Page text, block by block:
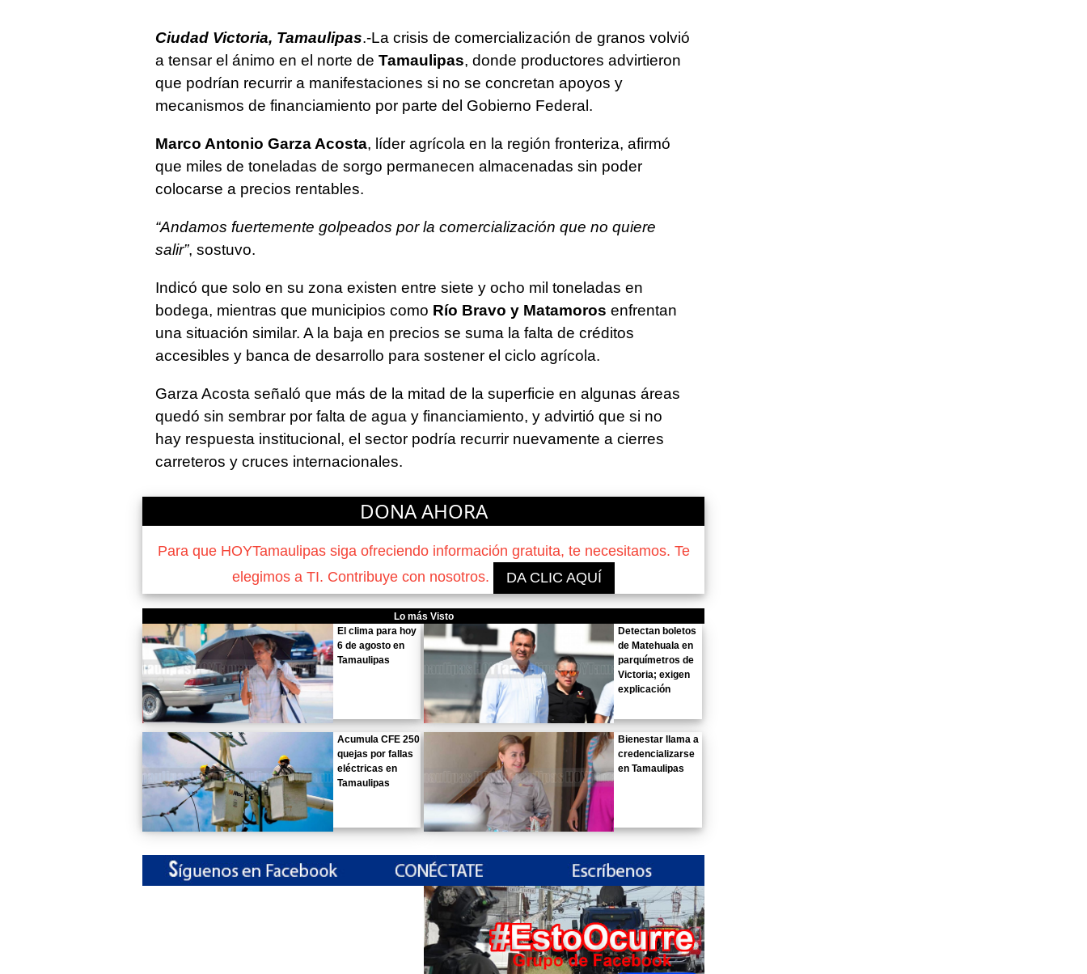
Ciudad Victoria, Tamaulipas.-La crisis de comercialización de granos volvió
a tensar el ánimo en el norte de Tamaulipas, donde productores advirtieron
que podrían recurrir a manifestaciones si no se concretan apoyos y
mecanismos de financiamiento por parte del Gobierno Federal.
Marco Antonio Garza Acosta, líder agrícola en la región fronteriza, afirmó
que miles de toneladas de sorgo permanecen almacenadas sin poder
colocarse a precios rentables.
“Andamos fuertemente golpeados por la comercialización que no quiere
salir”, sostuvo.
Indicó que solo en su zona existen entre siete y ocho mil toneladas en
bodega, mientras que municipios como Río Bravo y Matamoros enfrentan
una situación similar. A la baja en precios se suma la falta de créditos
accesibles y banca de desarrollo para sostener el ciclo agrícola.
Garza Acosta señaló que más de la mitad de la superficie en algunas áreas
quedó sin sembrar por falta de agua y financiamiento, y advirtió que si no
hay respuesta institucional, el sector podría recurrir nuevamente a cierres
carreteros y cruces internacionales.
DONA AHORA
Para que HOYTamaulipas siga ofreciendo información gratuita, te necesitamos. Te
elegimos a TI. Contribuye con nosotros.
DA CLIC AQUÍ
Lo más Visto
El clima para hoy
6 de agosto en
Tamaulipas
Detectan boletos
de Matehuala en
parquímetros de
Victoria; exigen
explicación
Acumula CFE 250
quejas por fallas
eléctricas en
Tamaulipas
Bienestar llama a
credencializarse
en Tamaulipas